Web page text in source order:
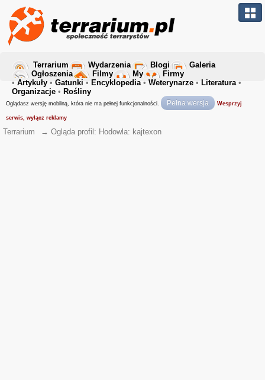
Terrarium Wydarzenia Blogi
Galeria
Ogłoszenia
Filmy My
Firmy
• Artykuły • Gatunki • Encyklopedia• Weterynarze • Literatura•
Organizacje • Rośliny
Oglądasz wersję mobilną, która nie ma pełnej funkcjonalności. Pełna wersja Wesprzyj
serwis, wyłącz reklamy
Terrarium → Ogląda profil: Hodowla: kajtexon